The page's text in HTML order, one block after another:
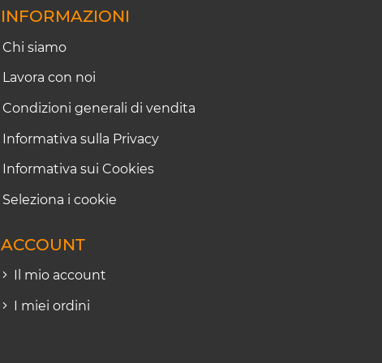
INFORMAZIONI
Chi siamo
Lavora con noi
Condizioni generali di vendita
Informativa sulla Privacy
Informativa sui Cookies
Seleziona i cookie
ACCOUNT
Il mio account
I miei ordini